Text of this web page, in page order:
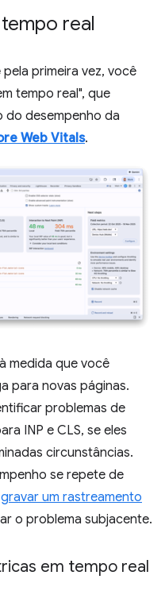
real
pela primeira vez, você
tempo real", que
do desempenho da
Web Vitals.
medida que você
para novas páginas.
problemas de
INP e CLS, se eles
circunstâncias.
se repete de
gravar um rastreamento
o problema subjacente.
em tempo real